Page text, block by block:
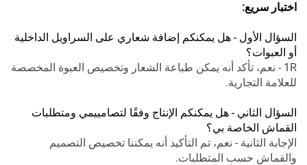
اختبار سريع:
السؤال الأول - هل يمكنكم إضافة شعاري على السراويل الداخلية
أو العبوات؟
1R - نعم، تأكد أنه يمكن طباعة الشعار وتخصيص العبوة المخصصة
للعلامة التجارية.
السؤال الثاني - هل يمكنكم الإنتاج وفقًا لتصامييمي ومتطلبات
القماش الخاصة بي؟
الإجابة الثانية - نعم، تم التأكيد أنه يمكننا تخصيص التصميم
والقماش حسب المتطلبات.